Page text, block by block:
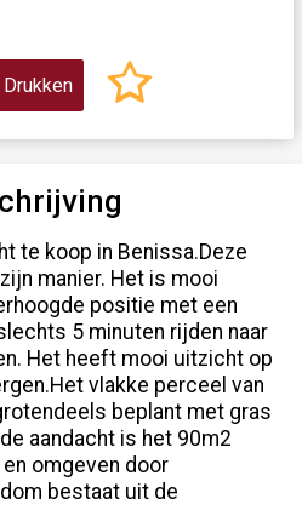
Drukken
te koop in Benissa.Deze
manier. Het is mooi
positie met een
5 minuten rijden naar
Het heeft mooi uitzicht op
vlakke perceel van
beplant met gras
aandacht is het 90m2
omgeven door
bestaat uit de